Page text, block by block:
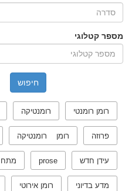
מספר קטלוגי
רומן רומנטי רומנטיקה
פרוזה רומן רומנטיקה
עידן חדש prose מתח
מדע בדיוני רומן אירוטי